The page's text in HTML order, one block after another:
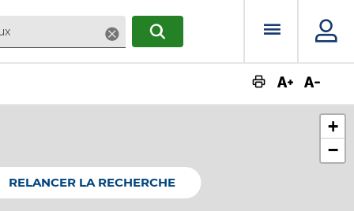
SupprimerRECHERCHERMenu
+
−
RELANCER LA RECHERCHE